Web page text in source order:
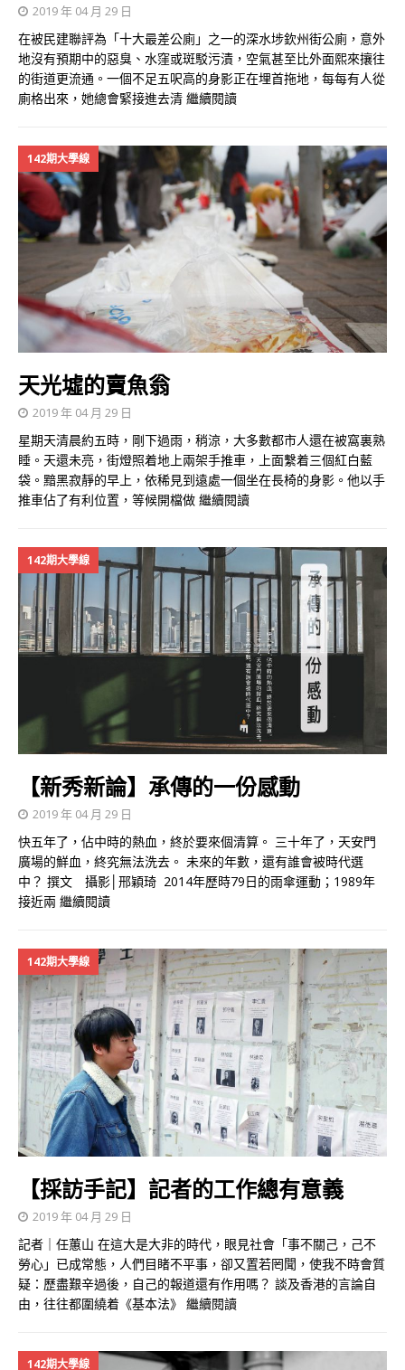
2019 年 04 月 29 日
在被民建聯評為「十大最差公廁」之一的深水埗欽州街公廁，意外
地沒有預期中的惡臭、水窪或斑駁污漬，空氣甚至比外面熙來攘往
的街道更流通。一個不足五呎高的身影正在埋首拖地，每每有人從
廁格出來，她總會緊接進去清 繼續閱讀
142期大學線
天光墟的賣魚翁
2019 年 04 月 29 日
星期天清晨約五時，剛下過雨，稍涼，大多數都市人還在被窩裏熟
睡。天還未亮，街燈照着地上兩架手推車，上面繫着三個紅白藍
袋。黯黑寂靜的早上，依稀見到遠處一個坐在長椅的身影。他以手
推車佔了有利位置，等候開檔做 繼續閱讀
142期大學線
【新秀新論】承傳的一份感動
2019 年 04 月 29 日
快五年了，佔中時的熱血，終於要來個清算。 三十年了，天安門
廣場的鮮血，終究無法洗去。 未來的年數，還有誰會被時代選
中？ 撰文 攝影│邢穎琦 2014年歷時79日的雨傘運動；1989年
接近兩 繼續閱讀
142期大學線
【採訪手記】記者的工作總有意義
2019 年 04 月 29 日
記者｜任蕙山 在這大是大非的時代，眼見社會「事不關己，己不
勞心」已成常態，人們目睹不平事，卻又置若罔聞，使我不時會質
疑：歷盡艱辛過後，自己的報道還有作用嗎？ 談及香港的言論自
由，往往都圍繞着《基本法》 繼續閱讀
142期大學線